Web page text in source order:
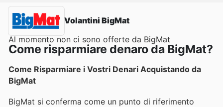
Volantini BigMat
Al momento non ci sono offerte da BigMat
Come risparmiare denaro da BigMat?
Come Risparmiare i Vostri Denari Acquistando da
BigMat
BigMat si conferma come un punto di riferimento